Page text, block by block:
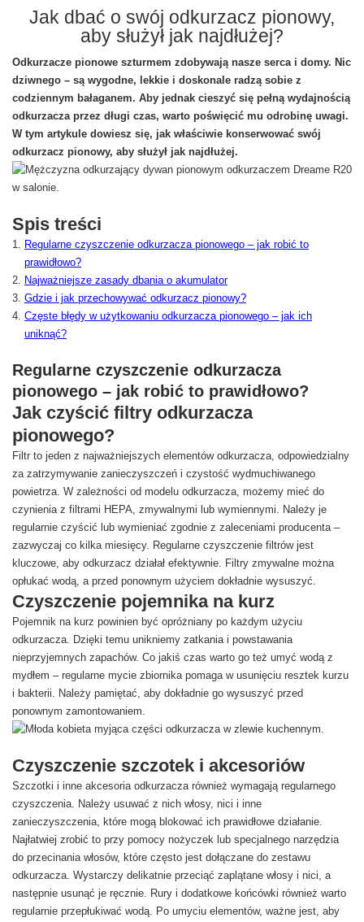
Jak dbać o swój odkurzacz pionowy,
aby służył jak najdłużej?
Odkurzacze pionowe szturmem zdobywają nasze serca i domy. Nic
dziwnego – są wygodne, lekkie i doskonale radzą sobie z
codziennym bałaganem. Aby jednak cieszyć się pełną wydajnością
odkurzacza przez długi czas, warto poświęcić mu odrobinę uwagi.
W tym artykule dowiesz się, jak właściwie konserwować swój
odkurzacz pionowy, aby służył jak najdłużej.
Spis treści
Regularne czyszczenie odkurzacza pionowego – jak robić to
prawidłowo?
Najważniejsze zasady dbania o akumulator
Gdzie i jak przechowywać odkurzacz pionowy?
Częste błędy w użytkowaniu odkurzacza pionowego – jak ich
uniknąć?
Regularne czyszczenie odkurzacza
pionowego – jak robić to prawidłowo?
Jak czyścić filtry odkurzacza
pionowego?
Filtr to jeden z najważniejszych elementów odkurzacza, odpowiedzialny
za zatrzymywanie zanieczyszczeń i czystość wydmuchiwanego
powietrza. W zależności od modelu odkurzacza, możemy mieć do
czynienia z filtrami HEPA, zmywalnymi lub wymiennymi. Należy je
regularnie czyścić lub wymieniać zgodnie z zaleceniami producenta –
zazwyczaj co kilka miesięcy. Regularne czyszczenie filtrów jest
kluczowe, aby odkurzacz działał efektywnie. Filtry zmywalne można
opłukać wodą, a przed ponownym użyciem dokładnie wysuszyć.
Czyszczenie pojemnika na kurz
Pojemnik na kurz powinien być opróżniany po każdym użyciu
odkurzacza. Dzięki temu unikniemy zatkania i powstawania
nieprzyjemnych zapachów. Co jakiś czas warto go też umyć wodą z
mydłem – regularne mycie zbiornika pomaga w usunięciu resztek kurzu
i bakterii. Należy pamiętać, aby dokładnie go wysuszyć przed
ponownym zamontowaniem.
Czyszczenie szczotek i akcesoriów
Szczotki i inne akcesoria odkurzacza również wymagają regularnego
czyszczenia. Należy usuwać z nich włosy, nici i inne
zanieczyszczenia, które mogą blokować ich prawidłowe działanie.
Najłatwiej zrobić to przy pomocy nożyczek lub specjalnego narzędzia
do przecinania włosów, które często jest dołączane do zestawu
odkurzacza. Wystarczy delikatnie przeciąć zaplątane włosy i nici, a
następnie usunąć je ręcznie. Rury i dodatkowe końcówki również warto
regularnie przepłukiwać wodą. Po umyciu elementów, ważne jest, aby